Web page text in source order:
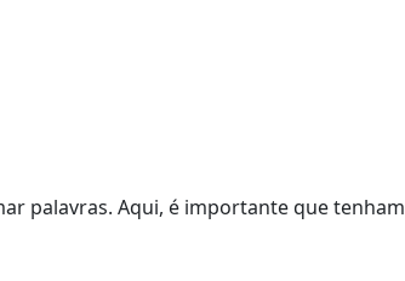
palavras. Aqui, é importante que tenham